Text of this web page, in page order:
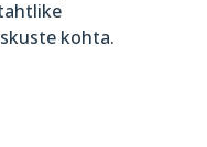
kohta.